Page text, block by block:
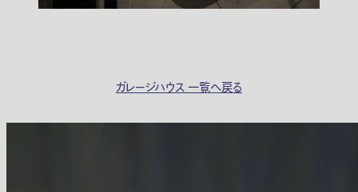
ガレージハウス 一覧へ戻る